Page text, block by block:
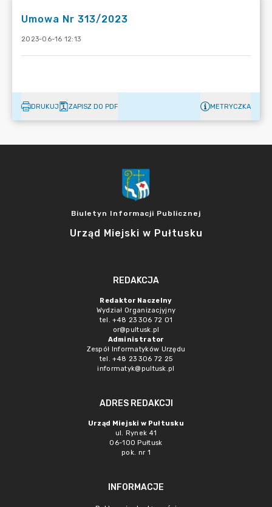
Umowa Nr 313/2023
2023-06-16 12:13
DRUKUJ ZAPISZ DO PDF METRYCZKA
Biuletyn Informacji Publicznej
Urząd Miejski w Pułtusku
REDAKCJA
Redaktor Naczelny
Wydział Organizacjyjny
tel. +48 23 306 72 01
or@pultusk.pl
Administrator
Zespół Informatyków Urzędu
tel. +48 23 306 72 25
informatyk@pultusk.pl
ADRES REDAKCJI
Urząd Miejski w Pułtusku
ul. Rynek 41
06-100 Pułtusk
pok. nr 1
INFORMACJE